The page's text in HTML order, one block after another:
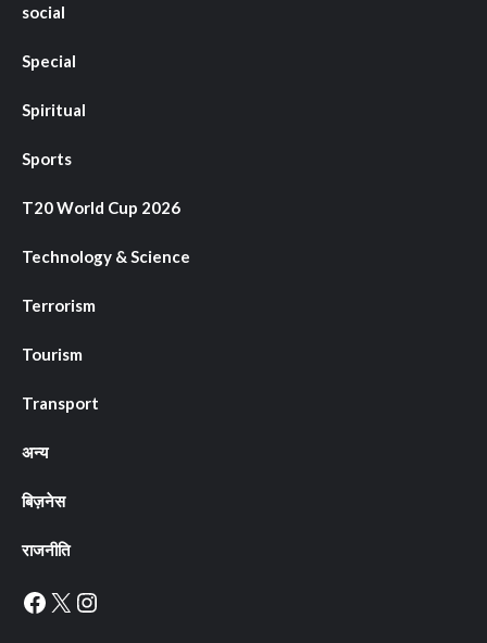
social
Special
Spiritual
Sports
T20 World Cup 2026
Technology & Science
Terrorism
Tourism
Transport
अन्य
बिज़नेस
राजनीति
Facebook
X Instagram